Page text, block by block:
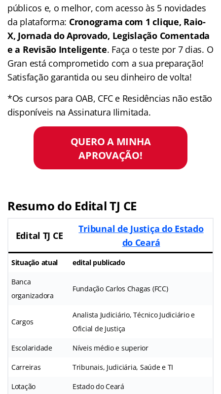
públicos e, o melhor, com acesso às 5 novidades
da plataforma: Cronograma com 1 clique, Raio-
X, Jornada do Aprovado, Legislação Comentada
e a Revisão Inteligente. Faça o teste por 7 dias. O
Gran está comprometido com a sua preparação!
Satisfação garantida ou seu dinheiro de volta!
*Os cursos para OAB, CFC e Residências não estão
disponíveis na Assinatura Ilimitada.
QUERO A MINHA
APROVAÇÃO!
Resumo do Edital TJ CE
Edital TJ CE
Tribunal de Justiça do Estado
do Ceará
Situação atual edital publicado
Banca
organizadora
Fundação Carlos Chagas (FCC)
Cargos
Analista Judiciário, Técnico Judiciário e
Oficial de Justiça
Escolaridade Níveis médio e superior
Carreiras Tribunais, Judiciária, Saúde e TI
Lotação Estado do Ceará